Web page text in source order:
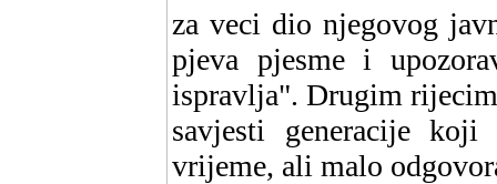
za veci dio njegovog
pjeva pjesme i
ispravlja". Drugim
savjesti generacije
vrijeme, ali malo